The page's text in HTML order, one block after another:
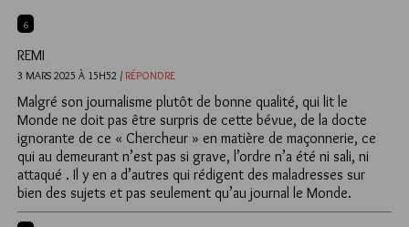
6
REMI
3 MARS 2025 À 15H52 / RÉPONDRE
Malgré son journalisme plutôt de bonne qualité, qui lit le
Monde ne doit pas être surpris de cette bévue, de la docte
ignorante de ce « Chercheur » en matière de maçonnerie, ce
qui au demeurant n’est pas si grave, l’ordre n’a été ni sali, ni
attaqué . Il y en a d’autres qui rédigent des maladresses sur
bien des sujets et pas seulement qu’au journal le Monde.